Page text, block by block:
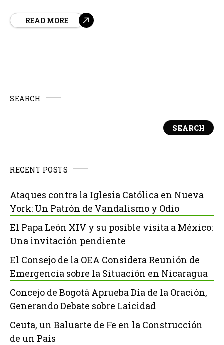
San Pío X (FSSPX) sin el mandato papal, calificándolas
READ MORE
SEARCH
SEARCH
RECENT POSTS
Ataques contra la Iglesia Católica en Nueva
York: Un Patrón de Vandalismo y Odio
El Papa León XIV y su posible visita a México:
Una invitación pendiente
El Consejo de la OEA Considera Reunión de
Emergencia sobre la Situación en Nicaragua
Concejo de Bogotá Aprueba Día de la Oración,
Generando Debate sobre Laicidad
Ceuta, un Baluarte de Fe en la Construcción
de un País